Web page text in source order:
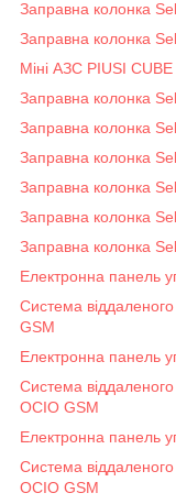
Заправна колонка
Заправна колонка
Міні АЗС PIUSI
Заправна колонка
Заправна колонка
Заправна колонка
Заправна колонка
Заправна колонка
Заправна колонка
Електронна панель
Система
GSM
Електронна панель
Система
OCIO GSM
Електронна панель
Система
OCIO GSM